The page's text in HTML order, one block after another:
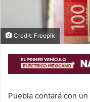
Credit: Freepik
Puebla contará con un